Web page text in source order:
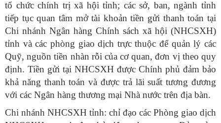
tổ chức chính trị xã hội tỉnh; các sở, ban, ngành tỉnh
tiếp tục quan tâm mở tài khoản tiền gửi thanh toán tại
Chi nhánh Ngân hàng Chính sách xã hội (NHCSXH)
tỉnh và các phòng giao dịch trực thuộc để quản lý các
Quỹ, nguồn tiền nhàn rỗi của cơ quan, đơn vị theo quy
định. Tiền gửi tại NHCSXH được Chính phủ đảm bảo
khả năng thanh toán và được trả lãi suất tương đương
với các Ngân hàng thương mại Nhà nước trên địa bàn.
Chi nhánh NHCSXH tỉnh: chỉ đạo các Phòng giao dịch